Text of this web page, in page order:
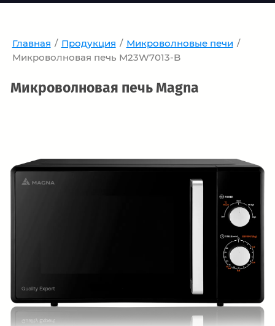
Главная / Продукция / Микроволновые печи /
Микроволновая печь M23W7013-B
Микроволновая печь Magna